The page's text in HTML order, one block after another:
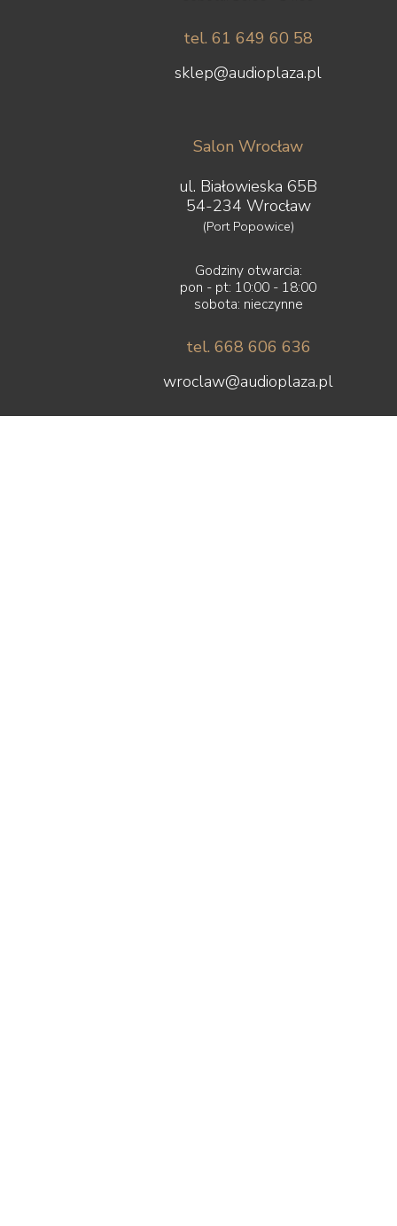
tel. 61 649 60 58
sklep@audioplaza.pl
Salon Wrocław
ul. Białowieska 65B
54-234 Wrocław
(Port Popowice)
Godziny otwarcia:
pon - pt: 10:00 - 18:00
sobota: nieczynne
tel. 668 606 636
wroclaw@audioplaza.pl